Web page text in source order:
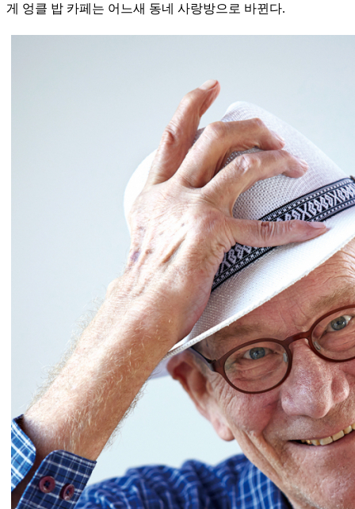
게 엉클 밥 카페는 어느새 동네 사랑방으로 바뀐다.